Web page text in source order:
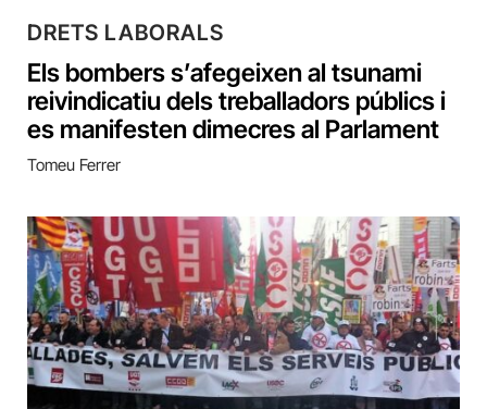
DRETS LABORALS
Els bombers s’afegeixen al tsunami
reivindicatiu dels treballadors públics i
es manifesten dimecres al Parlament
Tomeu Ferrer